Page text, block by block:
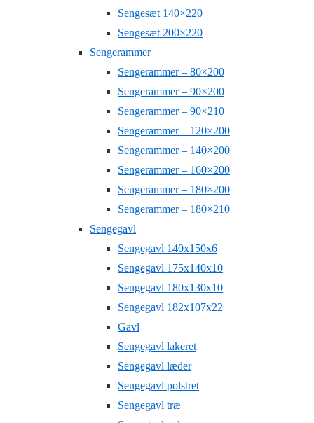
Sengesæt 140×220
Sengesæt 200×220
Sengerammer
Sengerammer – 80×200
Sengerammer – 90×200
Sengerammer – 90×210
Sengerammer – 120×200
Sengerammer – 140×200
Sengerammer – 160×200
Sengerammer – 180×200
Sengerammer – 180×210
Sengegavl
Sengegavl 140x150x6
Sengegavl 175x140x10
Sengegavl 180x130x10
Sengegavl 182x107x22
Gavl
Sengegavl lakeret
Sengegavl læder
Sengegavl polstret
Sengegavl træ